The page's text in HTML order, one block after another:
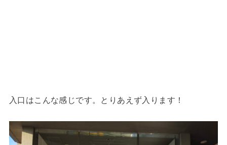
入口はこんな感じです。とりあえず入ります！